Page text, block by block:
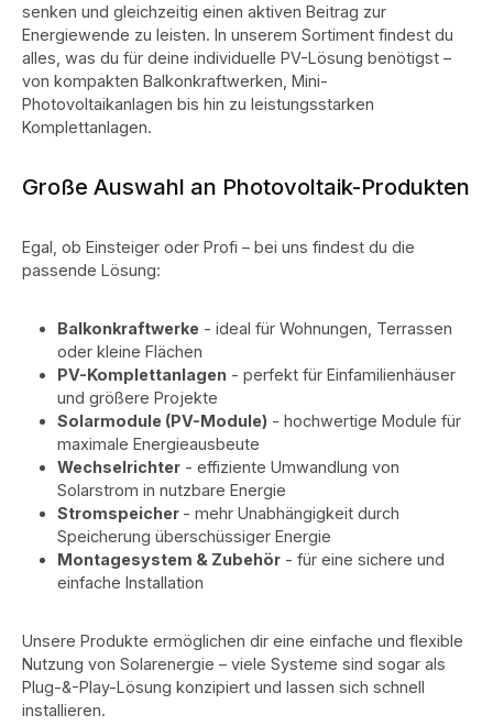
senken und gleichzeitig einen aktiven Beitrag zur
Energiewende zu leisten. In unserem Sortiment findest du
alles, was du für deine individuelle PV-Lösung benötigst –
von kompakten Balkonkraftwerken, Mini-
Photovoltaikanlagen bis hin zu leistungsstarken
Komplettanlagen.
Große Auswahl an Photovoltaik-Produkten
Egal, ob Einsteiger oder Profi – bei uns findest du die
passende Lösung:
Balkonkraftwerke - ideal für Wohnungen, Terrassen
oder kleine Flächen
PV-Komplettanlagen - perfekt für Einfamilienhäuser
und größere Projekte
Solarmodule (PV-Module) - hochwertige Module für
maximale Energieausbeute
Wechselrichter - effiziente Umwandlung von
Solarstrom in nutzbare Energie
Stromspeicher - mehr Unabhängigkeit durch
Speicherung überschüssiger Energie
Montagesystem & Zubehör - für eine sichere und
einfache Installation
Unsere Produkte ermöglichen dir eine einfache und flexible
Nutzung von Solarenergie – viele Systeme sind sogar als
Plug-&-Play-Lösung konzipiert und lassen sich schnell
installieren.